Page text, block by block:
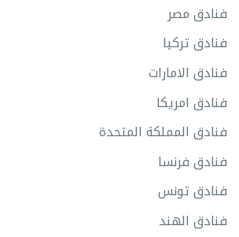
فنادق مصر
فنادق تركيا
فنادق الامارات
فنادق امريكا
فنادق المملكة المتحدة
فنادق فرنسا
فنادق تونس
فنادق الهند